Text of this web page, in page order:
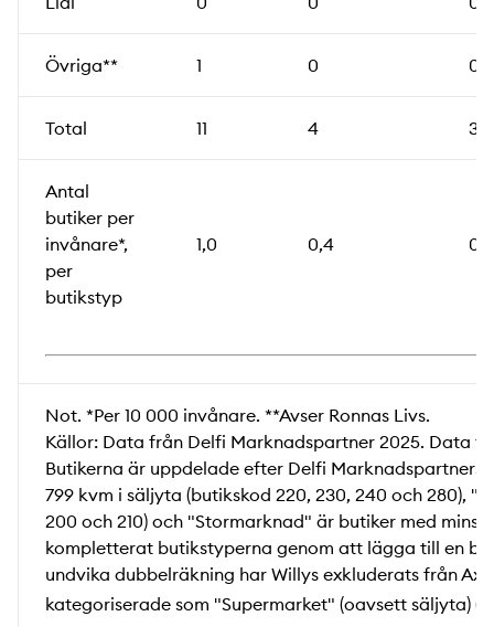
Övriga** 1 0 0
Total 11 4 3
Antal
butiker per
invånare*,
per
butikstyp
1,0 0,4 0,3
Not. *Per 10 000 invånare. **Avser Ronnas Livs.
Källor: Data från Delfi Marknadspartner 2025. Data
Butikerna är uppdelade efter Delfi
799 kvm i säljyta (butikskod 220, 230, 240 och 280),
200 och 210) och "Stormarknad" är butiker med minst
kompletterat butikstyperna genom att lägga till en
undvika dubbelräkning har Willys exkluderats från
kategoriserade som "Supermarket" (oavsett säljyta)